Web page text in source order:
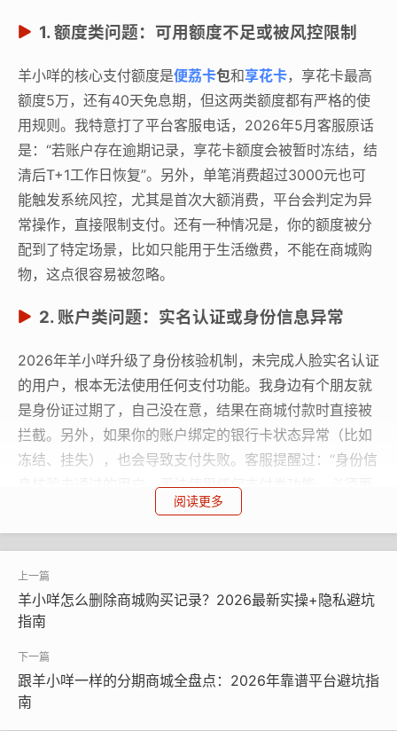
1. 额度类问题：可用额度不足或被风控限制
羊小咩的核心支付额度是便荔卡包和享花卡，享花卡最高
额度5万，还有40天免息期，但这两类额度都有严格的使
用规则。我特意打了平台客服电话，2026年5月客服原话
是：“若账户存在逾期记录，享花卡额度会被暂时冻结，结
清后T+1工作日恢复”。另外，单笔消费超过3000元也可
能触发系统风控，尤其是首次大额消费，平台会判定为异
常操作，直接限制支付。还有一种情况是，你的额度被分
配到了特定场景，比如只能用于生活缴费，不能在商城购
物，这点很容易被忽略。
2. 账户类问题：实名认证或身份信息异常
2026年羊小咩升级了身份核验机制，未完成人脸实名认证
的用户，根本无法使用任何支付功能。我身边有个朋友就
是身份证过期了，自己没在意，结果在商城付款时直接被
拦截。另外，如果你的账户绑定的银行卡状态异常（比如
冻结、挂失），也会导致支付失败。客服提醒过：“身份信
息核验未通过的用户，无法使用任何支付类功能，必须更
3. 系统与技术类问题：APP版本过低或网络异
常
别小看APP版本！2026年羊小咩最新版本是v5.8.2，旧版
统上，经常出现支付接口卡顿。还有网络问题，比如你用
移动数据时信号只有1格，支付请求根本传不到服务器，自
阅读更多
羊小咩怎么删除商城购买记录？2026最新实操+隐私避坑
指南
跟羊小咩一样的分期商城全盘点：2026年靠谱平台避坑指
南